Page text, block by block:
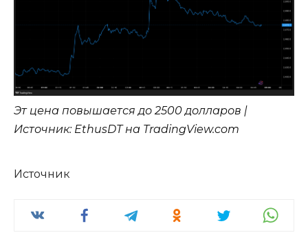
Эт цена повышается до 2500 долларов |
Источник: EthusDT на TradingView.com
Источник